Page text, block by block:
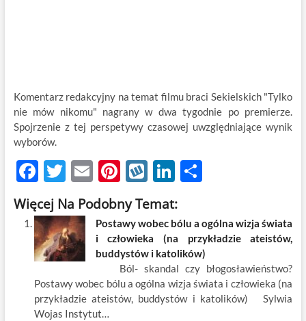
Komentarz redakcyjny na temat filmu braci Sekielskich "Tylko
nie mów nikomu" nagrany w dwa tygodnie po premierze.
Spojrzenie z tej perspetywy czasowej uwzględniające wynik
wyborów.
F
ac
e
b
o
o
k
T
w
itt
er
E
m
ail
Pi
nt
er
es
t
W
k
o
p
Li
k
e
dI
n
S
ar
e
Więcej Na Podobny Temat:
Postawy wobec bólu a ogólna wizja świata
i człowieka (na przykładzie ateistów,
buddystów i katolików)
Ból- skandal czy błogosławieństwo?
Postawy wobec bólu a ogólna wizja świata i człowieka (na
przykładzie ateistów, buddystów i katolików) Sylwia
Wojas Instytut…